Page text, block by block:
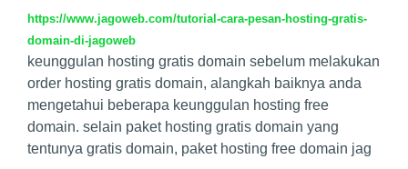
https://www.jagoweb.com/tutorial-cara-pesan-hosting-gratis-
domain-di-jagoweb
keunggulan hosting gratis domain sebelum melakukan
order hosting gratis domain, alangkah baiknya anda
mengetahui beberapa keunggulan hosting free
domain. selain paket hosting gratis domain yang
tentunya gratis domain, paket hosting free domain jag